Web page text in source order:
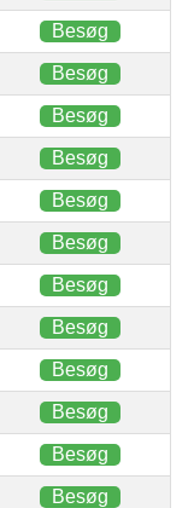
Besøg
Besøg
Besøg
Besøg
Besøg
Besøg
Besøg
Besøg
Besøg
Besøg
Besøg
Besøg